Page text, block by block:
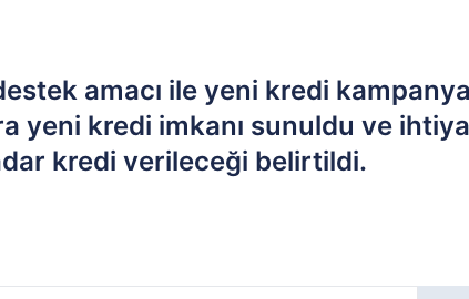
amacı ile yeni kredi
yeni kredi imkanı sunuldu ve
kredi verileceği belirtildi.